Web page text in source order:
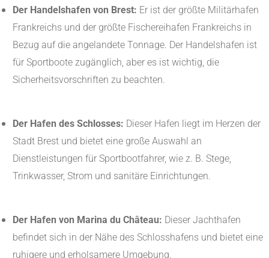
Der Handelshafen von Brest: Er ist der größte Militärhafen
Frankreichs und der größte Fischereihafen Frankreichs in
Bezug auf die angelandete Tonnage. Der Handelshafen ist
für Sportboote zugänglich, aber es ist wichtig, die
Sicherheitsvorschriften zu beachten.
Der Hafen des Schlosses: Dieser Hafen liegt im Herzen der
Stadt Brest und bietet eine große Auswahl an
Dienstleistungen für Sportbootfahrer, wie z. B. Stege,
Trinkwasser, Strom und sanitäre Einrichtungen.
Der Hafen von Marina du Château: Dieser Jachthafen
befindet sich in der Nähe des Schlosshafens und bietet eine
ruhigere und erholsamere Umgebung.